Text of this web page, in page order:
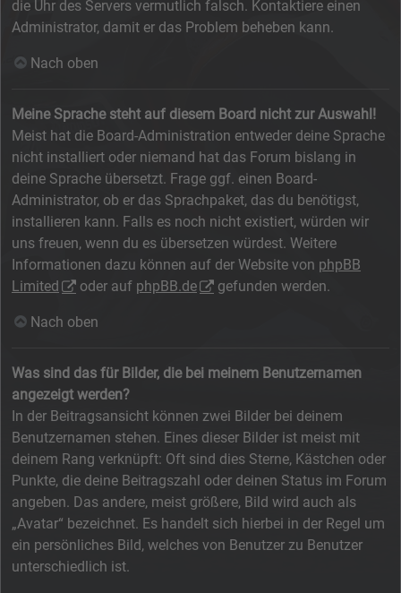
die Uhr des Servers vermutlich falsch. Kontaktiere einen
Administrator, damit er das Problem beheben kann.
Nach oben
Meine Sprache steht auf diesem Board nicht zur Auswahl!
Meist hat die Board-Administration entweder deine Sprache
nicht installiert oder niemand hat das Forum bislang in
deine Sprache übersetzt. Frage ggf. einen Board-
Administrator, ob er das Sprachpaket, das du benötigst,
installieren kann. Falls es noch nicht existiert, würden wir
uns freuen, wenn du es übersetzen würdest. Weitere
Informationen dazu können auf der Website von phpBB
Limited
oder auf phpBB.de gefunden werden.
Nach oben
Was sind das für Bilder, die bei meinem Benutzernamen
angezeigt werden?
In der Beitragsansicht können zwei Bilder bei deinem
Benutzernamen stehen. Eines dieser Bilder ist meist mit
deinem Rang verknüpft: Oft sind dies Sterne, Kästchen oder
Punkte, die deine Beitragszahl oder deinen Status im Forum
angeben. Das andere, meist größere, Bild wird auch als
„Avatar“ bezeichnet. Es handelt sich hierbei in der Regel um
ein persönliches Bild, welches von Benutzer zu Benutzer
unterschiedlich ist.